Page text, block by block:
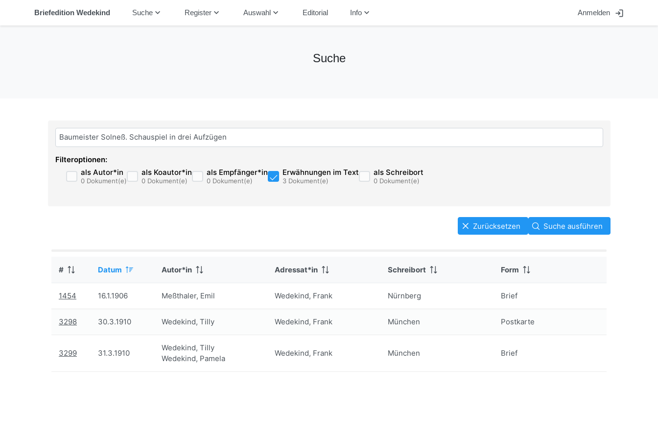
Briefedition Wedekind Suchekeyboard_arrow_down Registerkeyboard_arrow_down Auswahlkeyboard_arrow_down Editorial Infokeyboard_arrow_down Anmelden login
Suche
Bitte geben Sie hier ihren Suchbegriff ein:
Filteroptionen:
als Autor*in
0 Dokument(e)
als Koautor*in
0 Dokument(e)
als Empfänger*in
0 Dokument(e)
Erwähnungen im Text
3 Dokument(e)
als Schreibort
0 Dokument(e)
Zurücksetzen Suche ausführen
# Datum Autor*in Adressat*in Schreibort Form
1454 16.1.1906 Meßthaler, Emil Wedekind, Frank Nürnberg Brief
3298 30.3.1910 Wedekind, Tilly Wedekind, Frank München Postkarte
3299 31.3.1910
Wedekind, Tilly
Wedekind, Pamela
Wedekind, Frank München Brief